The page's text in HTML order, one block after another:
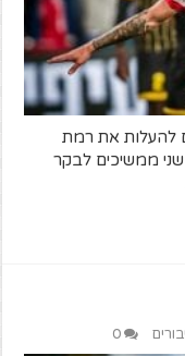
להעלות את רמת
ממשיכים לבקר
0